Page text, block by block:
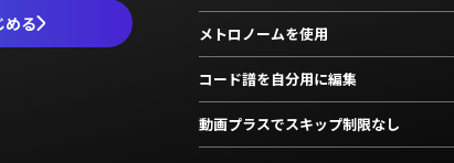
める メトロノームを使用
コード譜を自分用に編集
動画プラスでスキップ制限なし